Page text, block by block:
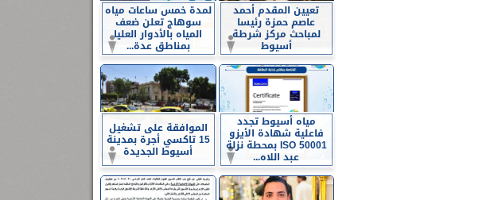
تعيين المقدم أحمد
عاصم حمزة رئيسا
لمباحث مركز شرطة
أسيوط
لمدة خمس ساعات مياه
سوهاج تعلن ضعف
المياه بالأدوار العليا
بمناطق عدة...
مياه أسيوط تجدد
فاعلية شهادة الأيزو
ISO 50001 بمحطة نزلة
عبد اللاه...
الموافقة على تشغيل
15 تاكسي أجرة بمدينة
أسيوط الجديدة